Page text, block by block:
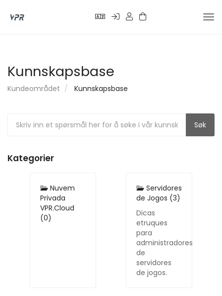
Bytt
Kunnskapsbase
Kundeområdet Kunnskapsbase
Kategorier
Nuvem
Privada
VPR.Cloud
(0)
Servidores
de Jogos (3)
Dicas
etruques
para
administradores
de
servidores
de jogos.